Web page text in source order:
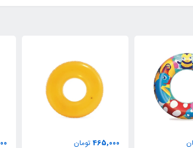
710,000